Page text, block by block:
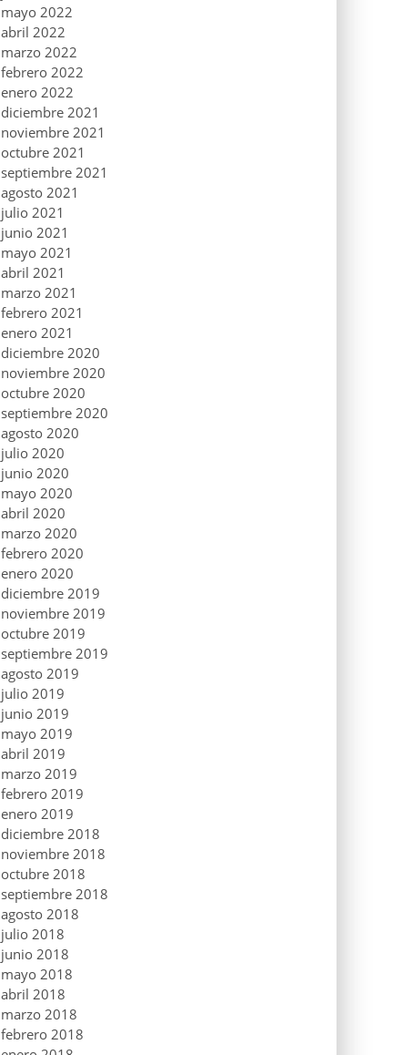
mayo 2022
abril 2022
marzo 2022
febrero 2022
enero 2022
diciembre 2021
noviembre 2021
octubre 2021
septiembre 2021
agosto 2021
julio 2021
junio 2021
mayo 2021
abril 2021
marzo 2021
febrero 2021
enero 2021
diciembre 2020
noviembre 2020
octubre 2020
septiembre 2020
agosto 2020
julio 2020
junio 2020
mayo 2020
abril 2020
marzo 2020
febrero 2020
enero 2020
diciembre 2019
noviembre 2019
octubre 2019
septiembre 2019
agosto 2019
julio 2019
junio 2019
mayo 2019
abril 2019
marzo 2019
febrero 2019
enero 2019
diciembre 2018
noviembre 2018
octubre 2018
septiembre 2018
agosto 2018
julio 2018
junio 2018
mayo 2018
abril 2018
marzo 2018
febrero 2018